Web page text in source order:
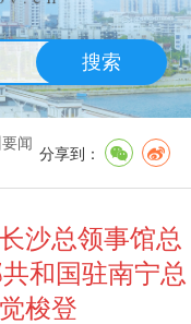
搜索
闻
分享到：
沙总领事馆总
和国驻南宁总
梭登